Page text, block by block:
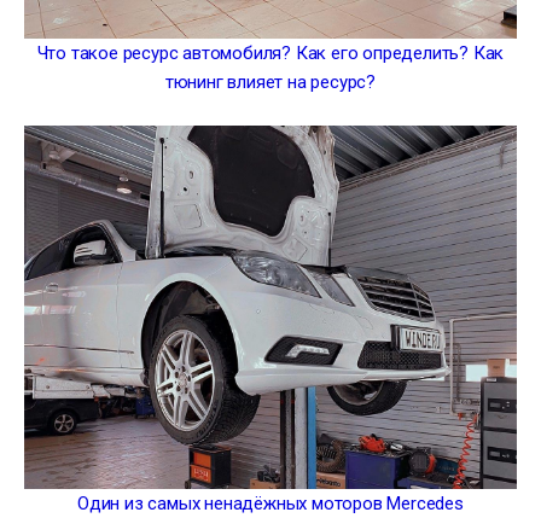
Что такое ресурс автомобиля? Как его определить? Как
тюнинг влияет на ресурс?
Один из самых ненадёжных моторов Mercedes